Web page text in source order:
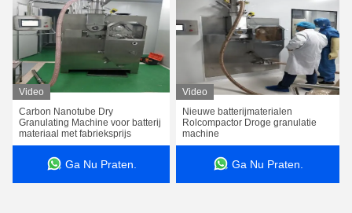
Video
Carbon Nanotube Dry
Granulating Machine voor batterij
materiaal met fabrieksprijs
Ga Nu Praten.
Video
Nieuwe batterijmaterialen
Rolcompactor Droge granulatie
machine
Ga Nu Praten.